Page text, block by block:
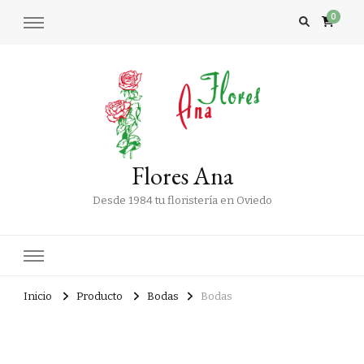
0
Flores Ana
Desde 1984 tu floristería en Oviedo
Inicio Producto Bodas Bodas